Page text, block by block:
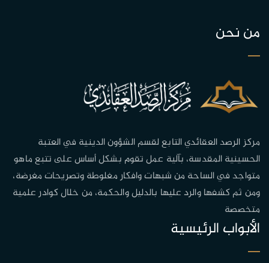
من نحن
مركز الرصد العقائدي التابع لقسم الشؤون الدينية في العتبة
الحسينية المقدسة، بآلية عمل تقوم بشكل أساس على تتبع ماهو
متواجد في الساحة من شبهات وافكار مغلوطة وتصريحات مغرضة،
ومن ثم كشفها والرد عليها بالدليل والحكمة، من خلال كوادر علمية
متخصصة
الأبواب الرئيسية